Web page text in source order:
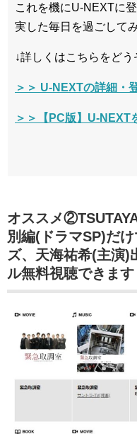
これを機にU-NEXTに
実した毎日を過ごして
↓詳しくはこちらをどう
＞＞ U-NEXTの詳細・
＞＞【PC版】U-NEXT
オススメ
別編(ドラマSP)だ
ズ、天海祐希(主演)
ル無料視聴できます